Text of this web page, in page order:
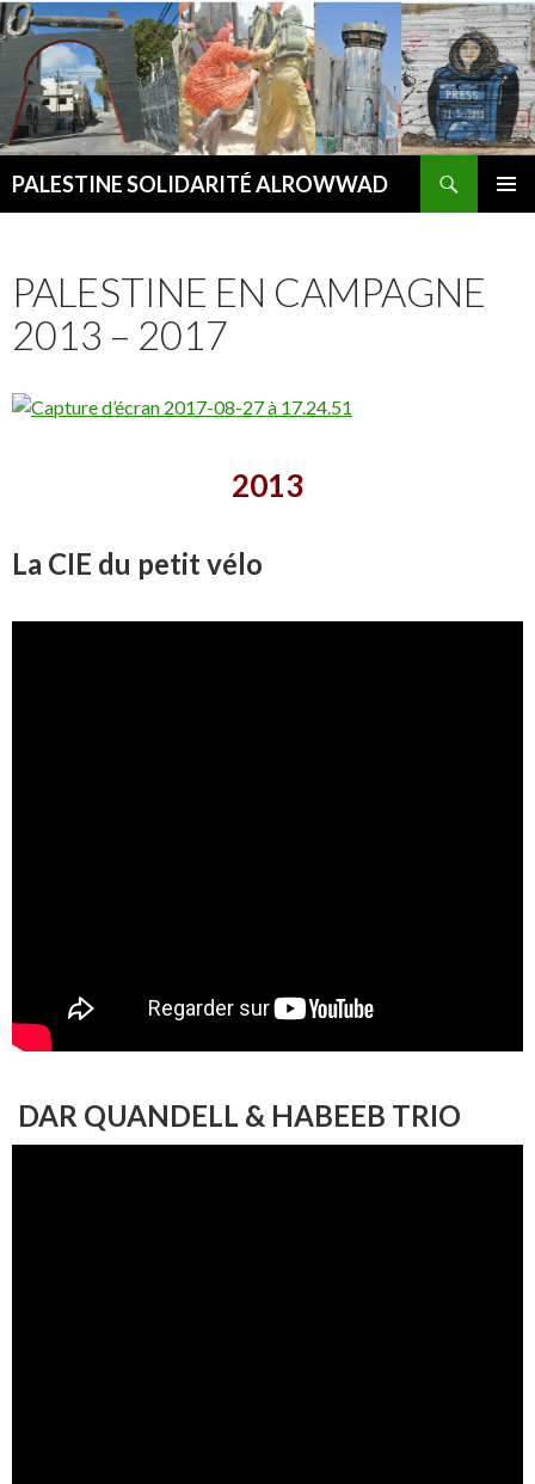
PALESTINE SOLIDARITÉ ALROWWAD
PALESTINE EN CAMPAGNE
2013 – 2017
2013
La CIE du petit vélo
DAR QUANDELL & HABEEB TRIO